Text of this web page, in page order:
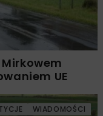
UE
WIADOMOŚCI